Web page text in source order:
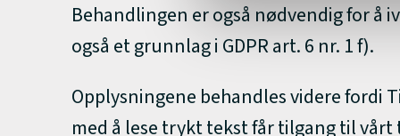
Behandlingen er også nødvendig for å
også et grunnlag i GDPR art. 6 nr. 1 f).
Opplysningene behandles videre fordi
med å lese trykt tekst får tilgang til